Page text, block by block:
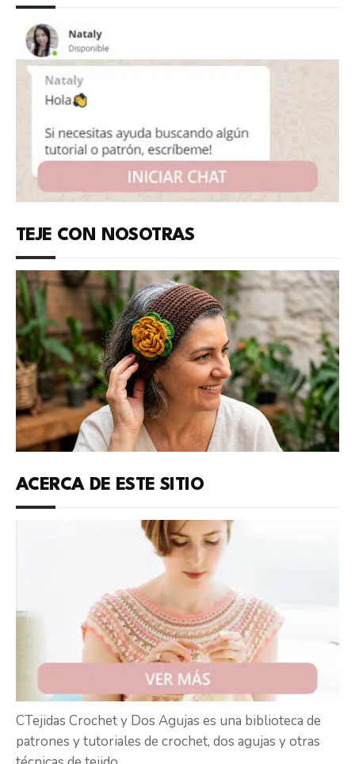
TEJE CON NOSOTRAS
ACERCA DE ESTE SITIO
CTejidas Crochet y Dos Agujas es una biblioteca de
patrones y tutoriales de crochet, dos agujas y otras